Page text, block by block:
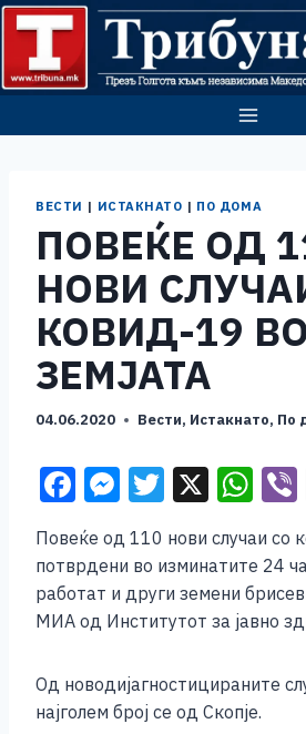
Skip
content
ВЕСТИ | ИСТАКНАТО | ПО ДОМА
ПОВЕЌЕ ОД
НОВИ
КОВИД-19 ВО
ЗЕМЈАТА
04.06.2020 Вести, Истакнато, По
F
a
c
e
b
o
M
e
ss
e
n
er
T
tt
er
X W
at
s
A
p
Повеќе од 110 нови случаи со
потврдени во изминатите 24
работат и други земени
МИА од Институтот за јавно
Од новодијагностицираните
најголем број се од Скопје.